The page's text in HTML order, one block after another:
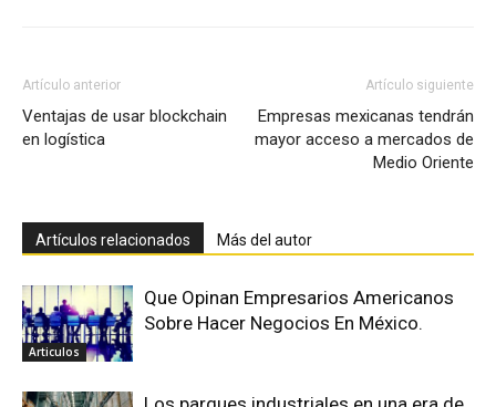
Artículo anterior
Ventajas de usar blockchain
en logística
Artículo siguiente
Empresas mexicanas tendrán
mayor acceso a mercados de
Medio Oriente
Artículos relacionados Más del autor
Articulos
Que Opinan Empresarios Americanos
Sobre Hacer Negocios En México.